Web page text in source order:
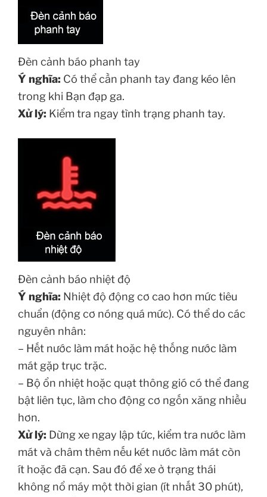
Đèn cảnh báo phanh tay
Ý nghĩa: Có thể cần phanh tay đang kéo lên
trong khi Bạn đạp ga.
Xử lý: Kiểm tra ngay tình trạng phanh tay.
Đèn cảnh báo nhiệt độ
Ý nghĩa: Nhiệt độ động cơ cao hơn mức tiêu
chuẩn (động cơ nóng quá mức). Có thể do các
nguyên nhân:
– Hết nước làm mát hoặc hệ thống nước làm
mát gặp trục trặc.
– Bộ ổn nhiệt hoặc quạt thông gió có thể đang
bật liên tục, làm cho động cơ ngốn xăng nhiều
hơn.
Xử lý: Dừng xe ngay lập tức, kiểm tra nước làm
mát và châm thêm nếu két nước làm mát còn
ít hoặc đã cạn. Sau đó để xe ở trạng thái
không nổ máy một thời gian (ít nhất 30 phút),